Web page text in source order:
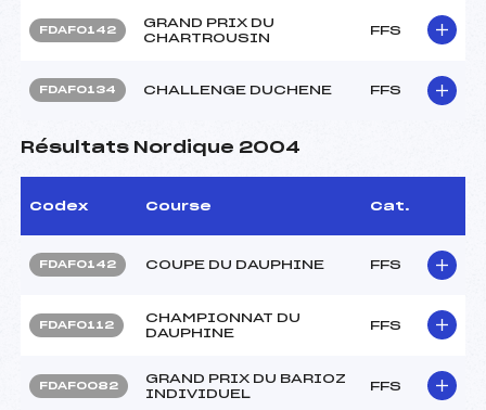
FDAF0142
GRAND PRIX DU
CHARTROUSIN
FFS
FDAF0134 CHALLENGE DUCHENE FFS
Résultats Nordique 2004
Codex Course Cat.
FDAF0142 COUPE DU DAUPHINE FFS
FDAF0112
CHAMPIONNAT DU
DAUPHINE
FFS
FDAF0082
GRAND PRIX DU BARIOZ
INDIVIDUEL
FFS